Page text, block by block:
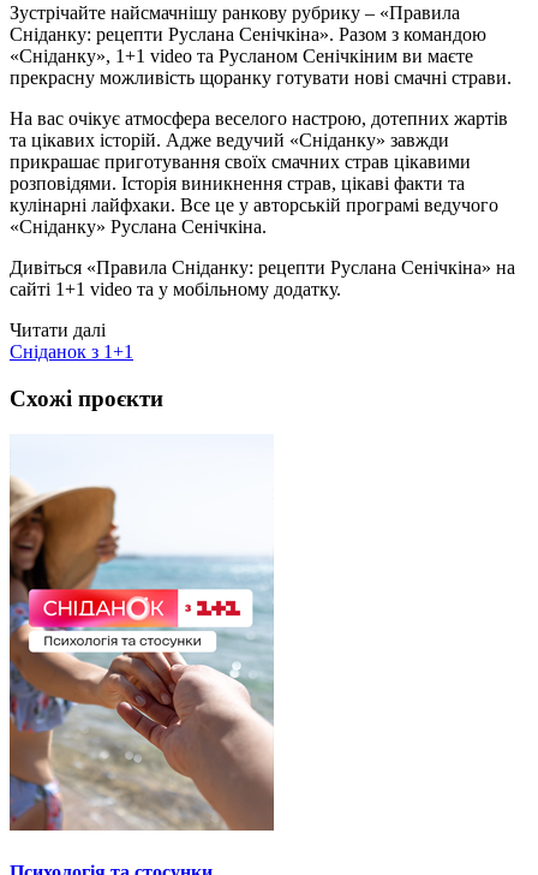
Зустрічайте найсмачнішу ранкову рубрику – «Правила
Сніданку: рецепти Руслана Сенічкіна». Разом з командою
«Сніданку», 1+1 video та Русланом Сенічкіним ви маєте
прекрасну можливість щоранку готувати нові смачні страви.
На вас очікує атмосфера веселого настрою, дотепних жартів
та цікавих історій. Адже ведучий «Сніданку» завжди
прикрашає приготування своїх смачних страв цікавими
розповідями. Історія виникнення страв, цікаві факти та
кулінарні лайфхаки. Все це у авторській програмі ведучого
«Сніданку» Руслана Сенічкіна.
Дивіться «Правила Сніданку: рецепти Руслана Сенічкіна» на
сайті 1+1 video та у мобільному додатку.
Читати далі
Сніданок з 1+1
Схожі проєкти